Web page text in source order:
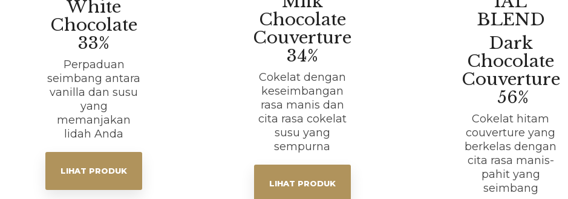
White
Chocolate
33%
Perpaduan
seimbang antara
vanilla dan susu
yang
memanjakan
lidah Anda
LIHAT PRODUK
Chocolate
Couverture
34%
Cokelat dengan
keseimbangan
rasa manis dan
cita rasa cokelat
susu yang
sempurna
LIHAT PRODUK
BLEND
Dark
Chocolate
Couverture
56%
Cokelat hitam
couverture yang
berkelas dengan
cita rasa manis-
pahit yang
seimbang